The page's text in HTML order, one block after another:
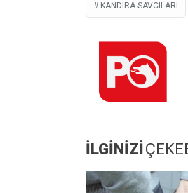
İLGİNİZİ
Kasten Yaralama
Aranıyordu!
Yakalandı